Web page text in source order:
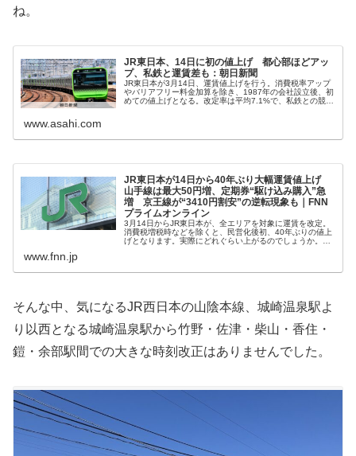
ね。
JR東日本、14日に初の値上げ 都心部ほどアッ
プ、私鉄と運賃差も：朝日新聞
JR東日本が3月14日、運賃値上げを行う。消費税率アップ
やバリアフリー料金加算を除き、1987年の会社設立後、初
めての値上げとなる。改定率は平均7.1%で、私鉄との競争
www.asahi.com
JR東日本が14日から40年ぶり大幅運賃値上げ
山手線は最大50円増、定期券“駆け込み購入”急
増 京王線が“3410円割安”の逆転現象も｜FNN
プライムオンライン
3月14日からJR東日本が、全エリアを対象に運賃を改定。
消費税増税時などを除くと、民営化後初、40年ぶりの値上
げとなります。実際にどれぐらい上がるのでしょうか。普
www.fnn.jp
そんな中、気になるJR西日本の山陰本線、城崎温泉駅よ
り以西となる城崎温泉駅から竹野・佐津・柴山・香住・
鎧・余部駅間での大きな時刻改正はありませんでした。